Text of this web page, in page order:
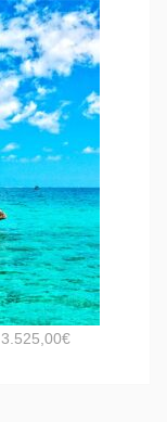
3.525,00€